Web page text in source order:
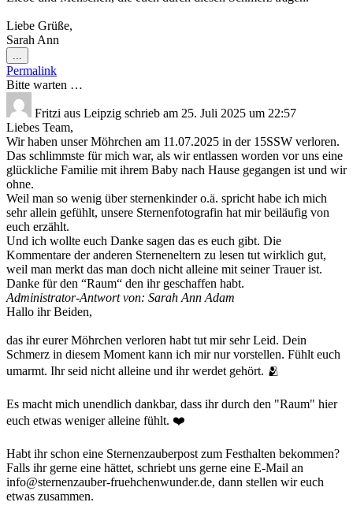
Liebe Grüße,
Sarah Ann
...
Metabox
ein-/ausblenden.
Permalink
Bitte warten …
Fritzi aus Leipzig schrieb am 25. Juli 2025 um 22:57
Liebes Team,
Wir haben unser Möhrchen am 11.07.2025 in der 15SSW verloren.
Das schlimmste für mich war, als wir entlassen worden vor uns eine
glückliche Familie mit ihrem Baby nach Hause gegangen ist und wir
ohne.
Weil man so wenig über sternenkinder o.ä. spricht habe ich mich
sehr allein gefühlt, unsere Sternenfotografin hat mir beiläufig von
euch erzählt.
Und ich wollte euch Danke sagen das es euch gibt. Die
Kommentare der anderen Sterneneltern zu lesen tut wirklich gut,
weil man merkt das man doch nicht alleine mit seiner Trauer ist.
Danke für den “Raum“ den ihr geschaffen habt.
Administrator-Antwort von: Sarah Ann Adam
Hallo ihr Beiden,
das ihr eurer Möhrchen verloren habt tut mir sehr Leid. Dein
Schmerz in diesem Moment kann ich mir nur vorstellen. Fühlt euch
umarmt. Ihr seid nicht alleine und ihr werdet gehört. 🫂
Es macht mich unendlich dankbar, dass ihr durch den "Raum" hier
euch etwas weniger alleine fühlt. ❤️
Habt ihr schon eine Sternenzauberpost zum Festhalten bekommen?
Falls ihr gerne eine hättet, schriebt uns gerne eine E-Mail an
info@sternenzauber-fruehchenwunder.de, dann stellen wir euch
etwas zusammen.